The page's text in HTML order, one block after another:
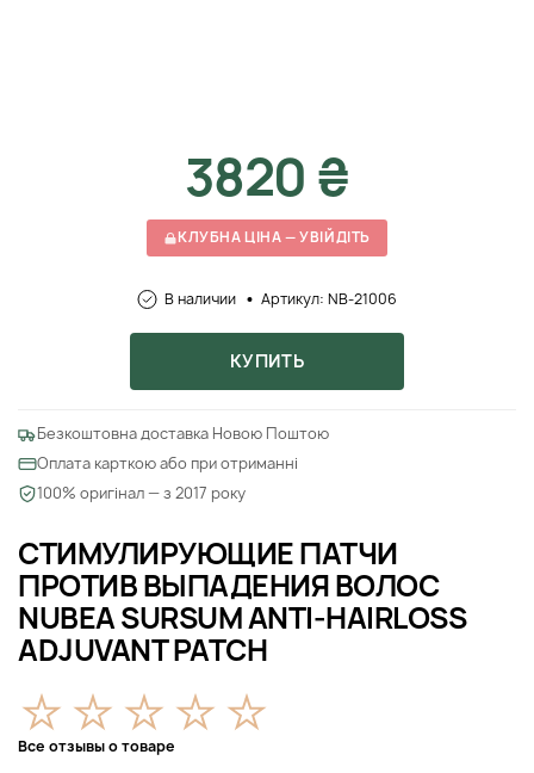
СТИМУЛИРУЮЩИЕ ПАТЧИ
ПРОТИВ ВЫПАДЕНИЯ ВОЛОС
NUBEA SURSUM ANTI-HAIRLOSS
ADJUVANT PATCH
Все отзывы о товаре
3820 ₴
КЛУБНА ЦІНА — УВІЙДІТЬ
В наличии Артикул: NB-21006
КУПИТЬ
Безкоштовна доставка Новою Поштою
Оплата карткою або при отриманні
100% оригінал — з 2017 року